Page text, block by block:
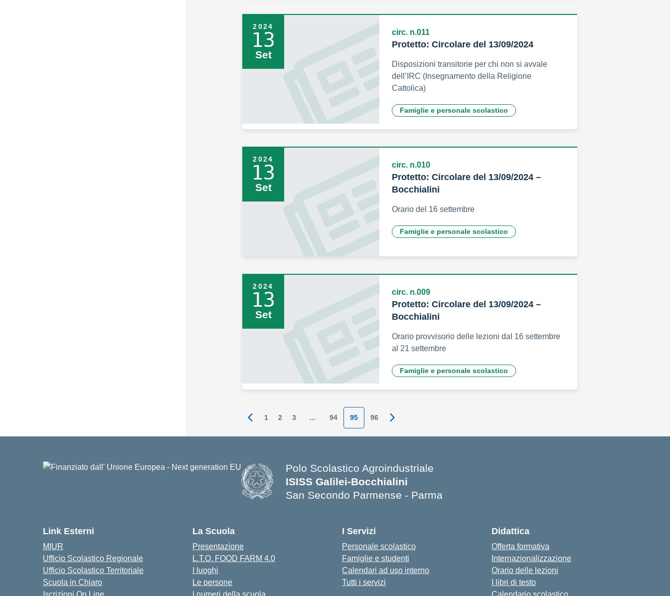
2024
13
Set
circ. n.011
Protetto: Circolare del 13/09/2024
Disposizioni transitorie per chi non si avvale
dell’IRC (Insegnamento della Religione
Cattolica)
Famiglie e personale scolastico
2024
13
Set
circ. n.010
Protetto: Circolare del 13/09/2024 –
Bocchialini
Orario del 16 settembre
Famiglie e personale scolastico
2024
13
Set
circ. n.009
Protetto: Circolare del 13/09/2024 –
Bocchialini
Orario provvisorio delle lezioni dal 16 settembre
al 21 settembre
Famiglie e personale scolastico
Pagina precedente
1 2 3 … 94 95 96 Pagina successiva
Polo Scolastico Agroindustriale
ISISS Galilei-Bocchialini
San Secondo Parmense - Parma
Link Esterni
MIUR
Ufficio Scolastico Regionale
Ufficio Scolastico Territoriale
Scuola in Chiaro
Iscrizioni On Line
La Scuola
Presentazione
L.T.O. FOOD FARM 4.0
I luoghi
Le persone
I numeri della scuola
I Servizi
Personale scolastico
Famiglie e studenti
Calendari ad uso interno
Tutti i servizi
Didattica
Offerta formativa
Internazionalizzazione
Orario delle lezioni
I libri di testo
Calendario scolastico